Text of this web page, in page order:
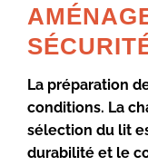
La préparation
conditions. La
sélection du lit
durabilité et le